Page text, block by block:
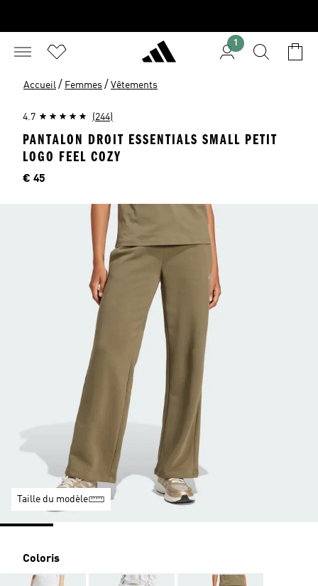
1
Accueil / Femmes / Vêtements
4.7 (244)
PANTALON DROIT ESSENTIALS SMALL PETIT
LOGO FEEL COZY
Price
€ 45
Taille du modèle
Coloris